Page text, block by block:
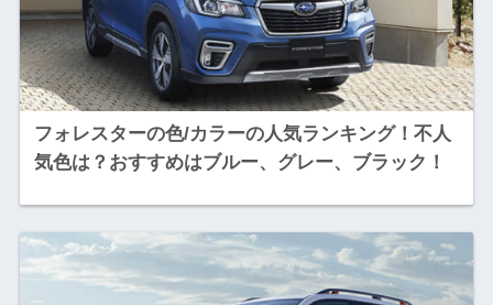
フォレスターの色/カラーの人気ランキング！不人
気色は？おすすめはブルー、グレー、ブラック！